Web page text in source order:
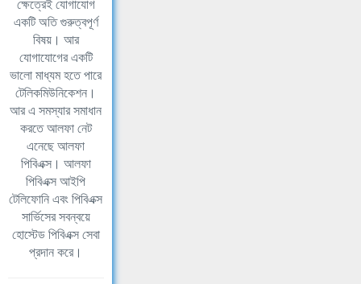
ক্ষেত্রেই যোগাযোগ
একটি অতি গুরুত্বপূর্ণ
বিষয়। আর
যোগাযোগের একটি
ভালো মাধ্যম হতে পারে
টেলিকমিউনিকেশন।
আর এ সমস্যার সমাধান
করতে আলফা নেট
এনেছে আলফা
পিবিএক্স। আলফা
পিবিএক্স আইপি
টেলিফোনি এবং পিবিএক্স
সার্ভিসের সবন্বয়ে
হোস্টেড পিবিএক্স সেবা
প্রদান করে।